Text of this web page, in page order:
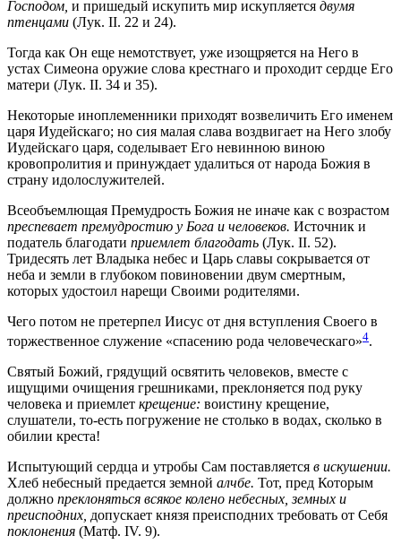
Господом, и пришедый искупить мир искупляется двумя
птенцами (Лук. II. 22 и 24).
Тогда как Он еще немотствует, уже изощряется на Него в
устах Симеона оружие слова крестнаго и проходит сердце Его
матери (Лук. II. 34 и 35).
Некоторые иноплеменники приходят возвеличить Его именем
царя Иудейскаго; но сия малая слава воздвигает на Него злобу
Иудейскаго царя, соделывает Его невинною виною
кровопролития и принуждает удалиться от народа Божия в
страну идолослужителей.
Всеобъемлющая Премудрость Божия не иначе как с возрастом
преспевает премудростию у Бога и человеков. Источник и
податель благодати приемлет благодать (Лук. II. 52).
Тридесять лет Владыка небес и Царь славы сокрывается от
неба и земли в глубоком повиновении двум смертным,
которых удостоил нарещи Своими родителями.
Чего потом не претерпел Иисус от дня вступления Своего в
торжественное служение «спасению рода человеческаго»4.
Святый Божий, грядущий освятить человеков, вместе с
ищущими очищения грешниками, преклоняется под руку
человека и приемлет крещение: воистину крещение,
слушатели, то-есть погружение не столько в водах, сколько в
обилии креста!
Испытующий сердца и утробы Сам поставляется в искушении.
Хлеб небесный предается земной алчбе. Тот, пред Которым
должно преклоняться всякое колено небесных, земных и
преисподних, допускает князя преисподних требовать от Себя
поклонения (Матф. IV. 9).